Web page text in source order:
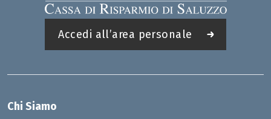
Accedi all’area personale
Chi Siamo